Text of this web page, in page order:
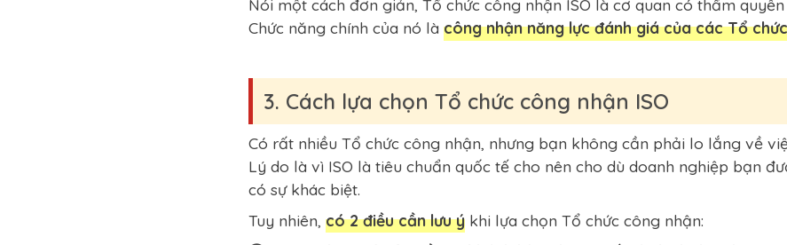
Nói một cách đơn giản, Tổ chức công nhận ISO là cơ quan có thẩm
Chức năng chính của nó là công nhận năng lực đánh giá của các Tổ
3. Cách lựa chọn Tổ chức công nhận ISO
Có rất nhiều Tổ chức công nhận, nhưng bạn không cần phải lo lắng về
Lý do là vì ISO là tiêu chuẩn quốc tế cho nên cho dù doanh nghiệp bạn
có sự khác biệt.
Tuy nhiên, có 2 điều cần lưu ý khi lựa chọn Tổ chức công nhận: